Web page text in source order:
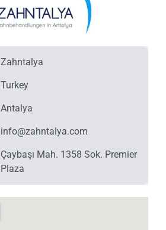
Zahntalya
Turkey
Antalya
info@zahntalya.com
Çaybaşı Mah. 1358 Sok. Premier
Plaza